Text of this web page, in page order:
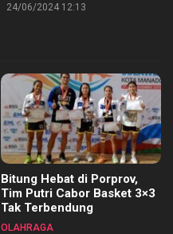
24/06/2024 12:13
Bitung Hebat di Porprov,
Tim Putri Cabor Basket 3×3
Tak Terbendung
OLAHRAGA